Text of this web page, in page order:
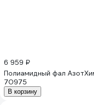
6 959 ₽
Полиамидный фал
70975
В корзину